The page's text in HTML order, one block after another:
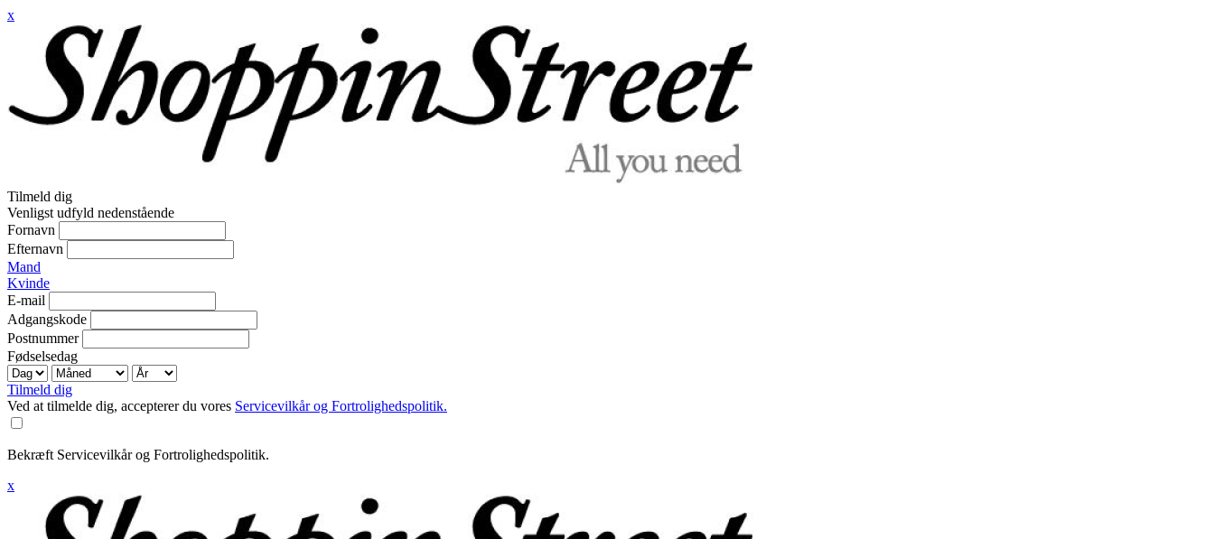
x
Tilmeld dig
Venligst udfyld nedenstående
Fornavn
Efternavn
Mand
Kvinde
E-mail
Adgangskode
Postnummer
Fødselsedag
Tilmeld dig
Ved at tilmelde dig, accepterer du vores Servicevilkår og Fortrolighedspolitik.
Bekræft Servicevilkår og Fortrolighedspolitik.
x